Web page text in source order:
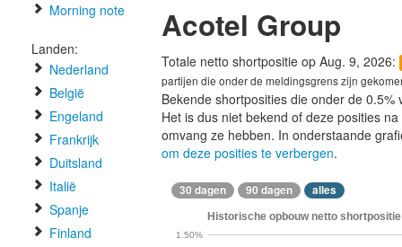
Morning note
Landen:
Nederland
België
Engeland
Frankrijk
Duitsland
Italië
Spanje
Finland
Acotel Group
Totale netto shortpositie op Aug. 9, 2026:
partijen die onder de meldingsgrens zijn
Bekende shortposities die onder de
Het is dus niet bekend of deze posities
omvang ze hebben. In onderstaande
om deze posities te verbergen.
30 dagen 90 dagen alles
Historische opbouw netto
1.50%